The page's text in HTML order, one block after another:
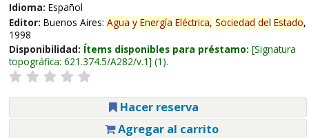
Idioma: Español
Editor: Buenos Aires: Agua y Energía Eléctrica, Sociedad del Estado,
1998
Disponibilidad: Ítems disponibles para préstamo: Signatura
topográfica: 621.374.5/A282/v.1 (1).
Hacer reserva
Agregar al carrito